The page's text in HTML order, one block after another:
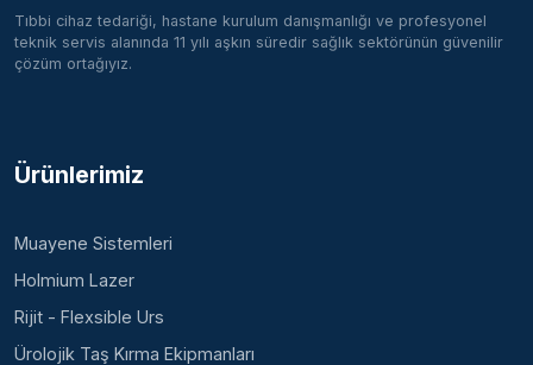
Tıbbi cihaz tedariği, hastane kurulum danışmanlığı ve profesyonel
teknik servis alanında 11 yılı aşkın süredir sağlık sektörünün güvenilir
çözüm ortağıyız.
Ürünlerimiz
Muayene Sistemleri
Holmium Lazer
Rijit - Flexsible Urs
Ürolojik Taş Kırma Ekipmanları